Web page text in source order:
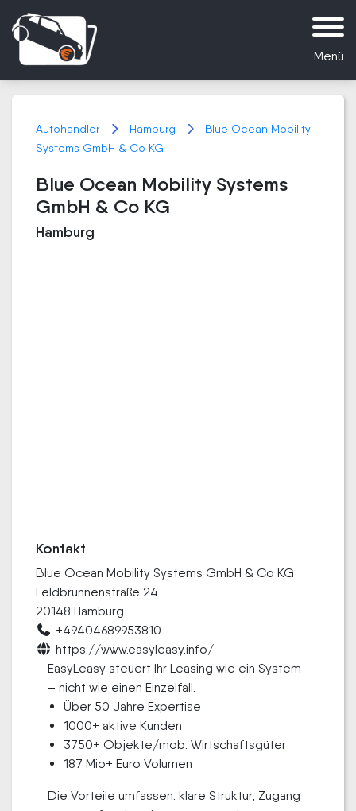
Menü
Autohändler Hamburg
Blue Ocean Mobility
Systems GmbH & Co KG
Blue Ocean Mobility Systems
GmbH & Co KG
Hamburg
Kontakt
Blue Ocean Mobility Systems GmbH & Co KG
Feldbrunnenstraße 24
20148 Hamburg
+49404689953810
https://www.easyleasy.info/
EasyLeasy steuert Ihr Leasing wie ein System
– nicht wie einen Einzelfall.
Über 50 Jahre Expertise
1000+ aktive Kunden
3750+ Objekte/mob. Wirtschaftsgüter
187 Mio+ Euro Volumen
Die Vorteile umfassen: klare Struktur, Zugang